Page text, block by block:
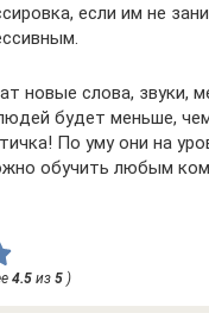
если им не
новые слова, звуки,
будет меньше,
По уму они на
обучить любым
4.5 из 5 )